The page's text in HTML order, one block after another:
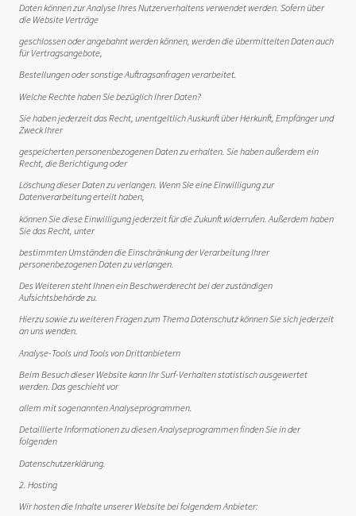
Daten können zur Analyse Ihres Nutzerverhaltens verwendet werden. Sofern über
die Website Verträge
geschlossen oder angebahnt werden können, werden die übermittelten Daten auch
für Vertragsangebote,
Bestellungen oder sonstige Auftragsanfragen verarbeitet.
Welche Rechte haben Sie bezüglich Ihrer Daten?
Sie haben jederzeit das Recht, unentgeltlich Auskunft über Herkunft, Empfänger und
Zweck Ihrer
gespeicherten personenbezogenen Daten zu erhalten. Sie haben außerdem ein
Recht, die Berichtigung oder
Löschung dieser Daten zu verlangen. Wenn Sie eine Einwilligung zur
Datenverarbeitung erteilt haben,
können Sie diese Einwilligung jederzeit für die Zukunft widerrufen. Außerdem haben
Sie das Recht, unter
bestimmten Umständen die Einschränkung der Verarbeitung Ihrer
personenbezogenen Daten zu verlangen.
Des Weiteren steht Ihnen ein Beschwerderecht bei der zuständigen
Aufsichtsbehörde zu.
Hierzu sowie zu weiteren Fragen zum Thema Datenschutz können Sie sich jederzeit
an uns wenden.
Analyse-Tools und Tools von Drittanbietern
Beim Besuch dieser Website kann Ihr Surf-Verhalten statistisch ausgewertet
werden. Das geschieht vor
allem mit sogenannten Analyseprogrammen.
Detaillierte Informationen zu diesen Analyseprogrammen finden Sie in der
folgenden
Datenschutzerklärung.
2. Hosting
Wir hosten die Inhalte unserer Website bei folgendem Anbieter: